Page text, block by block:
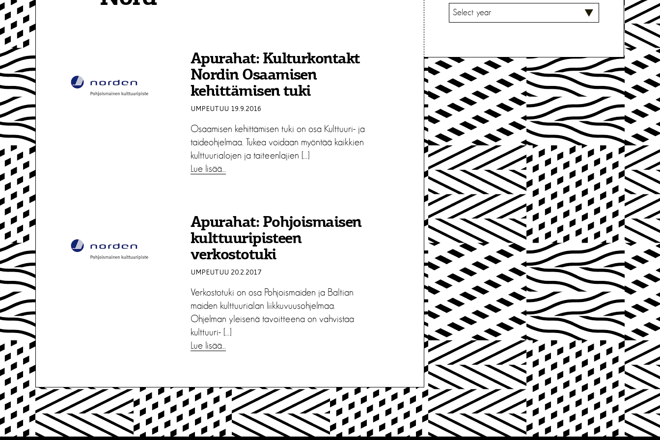
Apurahat: Kulturkontakt
Nordin Osaamisen
kehittämisen tuki
UMPEUTUU 19.9.2016
Osaamisen kehittämisen tuki on osa Kulttuuri- ja
taideohjelmaa. Tukea voidaan myöntää kaikkien
kulttuurialojen ja taiteenlajien […]
Lue lisää…
Apurahat: Pohjoismaisen
kulttuuripisteen
verkostotuki
UMPEUTUU 20.2.2017
Verkostotuki on osa Pohjoismaiden ja Baltian
maiden kulttuurialan liikkuvuusohjelmaa.
Ohjelman yleisenä tavoitteena on vahvistaa
kulttuuri- […]
Lue lisää…
V
A
T
S
E